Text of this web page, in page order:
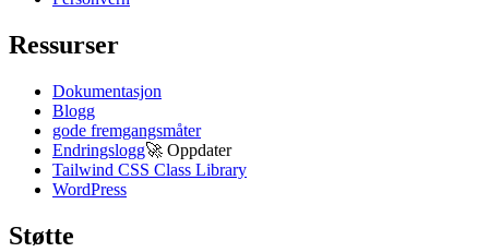
Ressurser
Dokumentasjon
Blogg
gode fremgangsmåter
Endringslogg🚀 Oppdater
Tailwind CSS Class Library
WordPress
Støtte